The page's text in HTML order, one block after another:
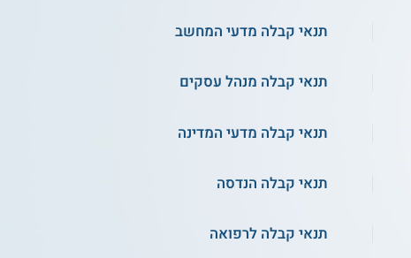
בן-גוריון
תנאי קבלה מדעי המחשב
תנאי קבלה מנהל עסקים
תנאי קבלה מדעי המדינה
תנאי קבלה הנדסה
תנאי קבלה לרפואה